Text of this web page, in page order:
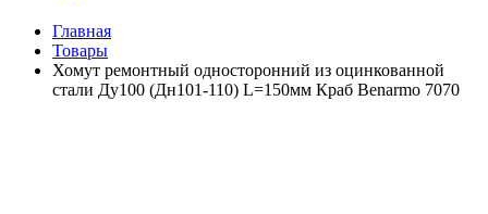
Главная
Товары
Хомут ремонтный односторонний из оцинкованной
стали Ду100 (Дн101-110) L=150мм Краб Benarmo 7070